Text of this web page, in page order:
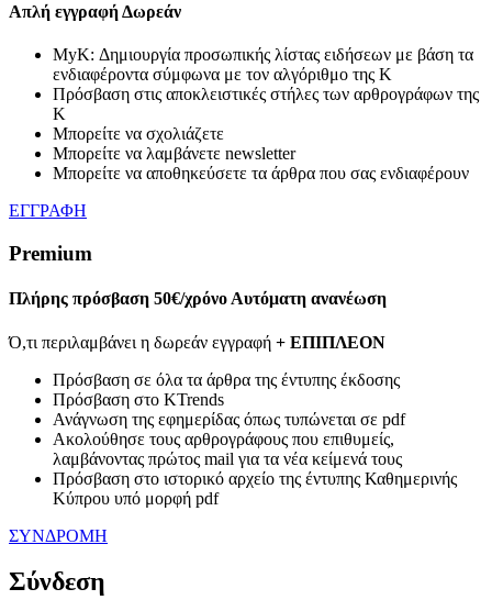
Απλή εγγραφήΔωρεάν
MyK: Δημιουργία προσωπικής λίστας ειδήσεων με βάση τα
ενδιαφέροντα σύμφωνα με τον αλγόριθμο της Κ
Πρόσβαση στις αποκλειστικές στήλες των αρθρογράφων της
Κ
Μπορείτε να σχολιάζετε
Μπορείτε να λαμβάνετε newsletter
Μπορείτε να αποθηκεύσετε τα άρθρα που σας ενδιαφέρουν
ΕΓΓΡΑΦΗ
Premium
Πλήρης πρόσβαση 50€/χρόνο Αυτόματη ανανέωση
Ό,τι περιλαμβάνει η δωρεάν εγγραφή + ΕΠΙΠΛΕΟΝ
Πρόσβαση σε όλα τα άρθρα της έντυπης έκδοσης
Πρόσβαση στο KTrends
Ανάγνωση της εφημερίδας όπως τυπώνεται σε pdf
Ακολούθησε τους αρθρογράφους που επιθυμείς,
λαμβάνοντας πρώτος mail για τα νέα κείμενά τους
Πρόσβαση στο ιστορικό αρχείο της έντυπης Καθημερινής
Κύπρου υπό μορφή pdf
ΣΥΝΔΡΟΜΗ
Σύνδεση